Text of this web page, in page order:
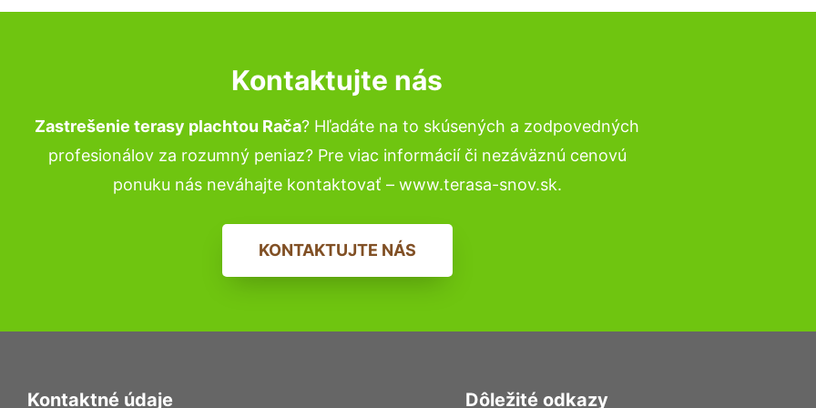
Kontaktujte nás
Zastrešenie terasy plachtou Rača? Hľadáte na to skúsených a zodpovedných
profesionálov za rozumný peniaz? Pre viac informácií či nezáväznú cenovú
ponuku nás neváhajte kontaktovať – www.terasa-snov.sk.
KONTAKTUJTE NÁS
Kontaktné údaje Dôležité odkazy